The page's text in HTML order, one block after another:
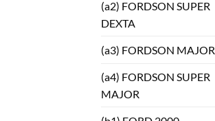
(a2) FORDSON SUPER
DEXTA
(a3) FORDSON MAJOR
(a4) FORDSON SUPER
MAJOR